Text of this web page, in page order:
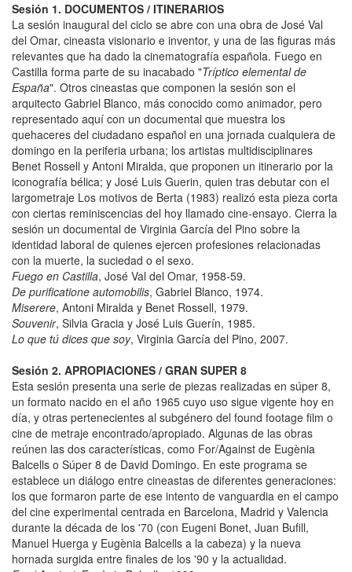
Sesión 1. DOCUMENTOS / ITINERARIOS
La sesión inaugural del ciclo se abre con una obra de José Val
del Omar, cineasta visionario e inventor, y una de las figuras más
relevantes que ha dado la cinematografía española. Fuego en
Castilla forma parte de su inacabado "Tríptico elemental de
España". Otros cineastas que componen la sesión son el
arquitecto Gabriel Blanco, más conocido como animador, pero
representado aquí con un documental que muestra los
quehaceres del ciudadano español en una jornada cualquiera de
domingo en la periferia urbana; los artistas multidisciplinares
Benet Rossell y Antoni Miralda, que proponen un itinerario por la
iconografía bélica; y José Luis Guerin, quien tras debutar con el
largometraje Los motivos de Berta (1983) realizó esta pieza corta
con ciertas reminiscencias del hoy llamado cine-ensayo. Cierra la
sesión un documental de Virginia García del Pino sobre la
identidad laboral de quienes ejercen profesiones relacionadas
con la muerte, la suciedad o el sexo.
Fuego en Castilla, José Val del Omar, 1958-59.
De purificatione automobilis, Gabriel Blanco, 1974.
Miserere, Antoni Miralda y Benet Rossell, 1979.
Souvenir, Silvia Gracia y José Luis Guerín, 1985.
Lo que tú dices que soy, Virginia García del Pino, 2007.
Sesión 2. APROPIACIONES / GRAN SUPER 8
Esta sesión presenta una serie de piezas realizadas en súper 8,
un formato nacido en el año 1965 cuyo uso sigue vigente hoy en
día, y otras pertenecientes al subgénero del found footage film o
cine de metraje encontrado/apropiado. Algunas de las obras
reúnen las dos características, como For/Against de Eugènia
Balcells o Súper 8 de David Domingo. En este programa se
establece un diálogo entre cineastas de diferentes generaciones:
los que formaron parte de ese intento de vanguardia en el campo
del cine experimental centrada en Barcelona, Madrid y Valencia
durante la década de los '70 (con Eugeni Bonet, Juan Bufill,
Manuel Huerga y Eugènia Balcells a la cabeza) y la nueva
hornada surgida entre finales de los '90 y la actualidad.